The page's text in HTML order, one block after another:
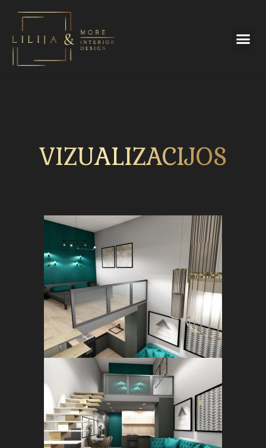
VIZUALIZACIJOS